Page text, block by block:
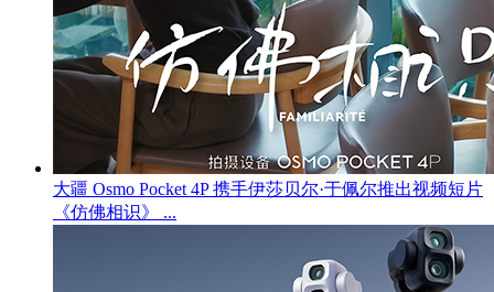
大疆 Osmo Pocket 4P 携手伊莎贝尔·于佩尔推出视频短片
《仿佛相识》 ...